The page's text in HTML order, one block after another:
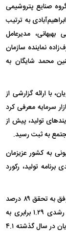
صنایع پتروشیمی
به ترتیب
مدیرعامل
نماینده سازمان
محمد شایگان به
با ارائه گزارشی از
سرمایه معرفی کرد
تولید، پیش از
به کشور عزیزمان
شروع جنگ رمضان و تحقق ۱۱۰ درصدی برنامه تولید، رکورد
وی در ادامه بیان کرد: این عملکرد موجب شد شرکت موفق به تحقق ۸۹ درصد
برنامه مصوب فروش شود و درآمد‌های عملیاتی نیز با رشدی ۱.۲۹ برابری به
حدود ۴۸ همت برسد. همچنین پتروشیمی شهید تندگویان در سال گذشته ۴.۱